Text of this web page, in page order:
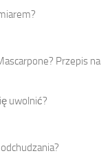
Przepis na
uwolnić?